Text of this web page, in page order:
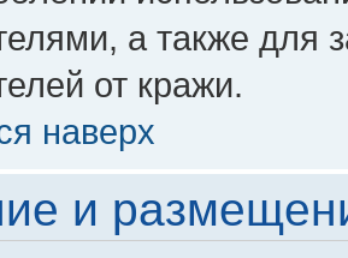
а также для
от кражи.
наверх
и